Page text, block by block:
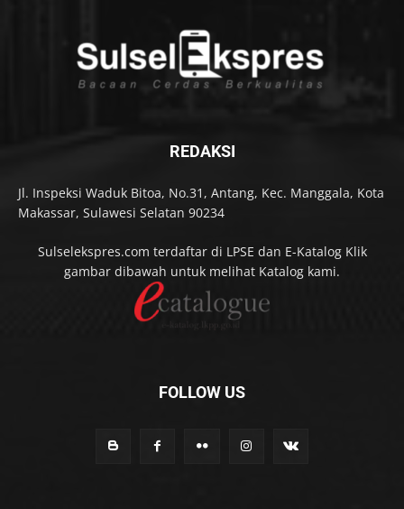
REDAKSI
Jl. Inspeksi Waduk Bitoa, No.31, Antang, Kec. Manggala, Kota
Makassar, Sulawesi Selatan 90234
Sulselekspres.com terdaftar di LPSE dan E-Katalog Klik
gambar dibawah untuk melihat Katalog kami.
FOLLOW US